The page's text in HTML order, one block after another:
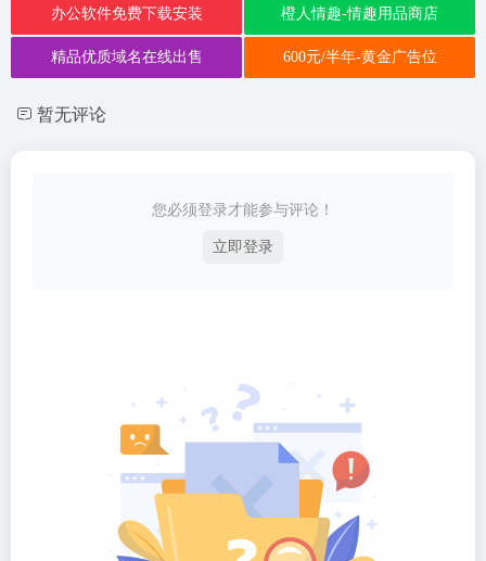
办公软件免费下载安装 橙人情趣-情趣用品商店
精品优质域名在线出售 600元/半年-黄金广告位
暂无评论
您必须登录才能参与评论！
立即登录